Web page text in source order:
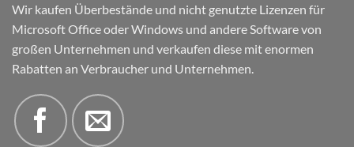
Wir kaufen Überbestände und nicht genutzte Lizenzen für
Microsoft Office oder Windows und andere Software von
großen Unternehmen und verkaufen diese mit enormen
Rabatten an Verbraucher und Unternehmen.